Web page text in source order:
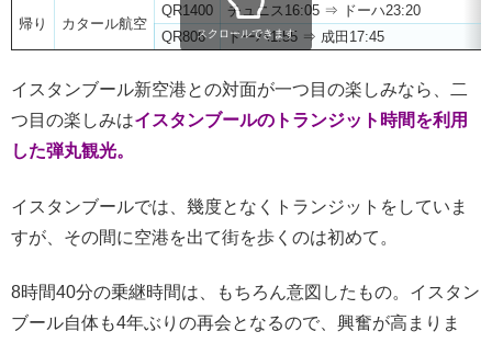
帰り カタール航空
QR1400
チュニス16:05 ⇒ ドーハ23:20
QR806
ドーハ1:55 ⇒ 成田17:45
スクロールできます
イスタンブール新空港との対面が一つ目の楽しみなら、二
つ目の楽しみはイスタンブールのトランジット時間を利用
した弾丸観光。
イスタンブールでは、幾度となくトランジットをしていま
すが、その間に空港を出て街を歩くのは初めて。
8時間40分の乗継時間は、もちろん意図したもの。イスタン
ブール自体も4年ぶりの再会となるので、興奮が高まりま